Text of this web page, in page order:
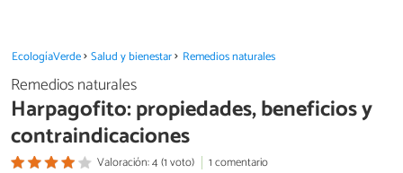
EcologíaVerde Salud y bienestar Remedios naturales
Remedios naturales
Harpagofito: propiedades, beneficios y
contraindicaciones
Valoración: 4 (1 voto)
1 comentario